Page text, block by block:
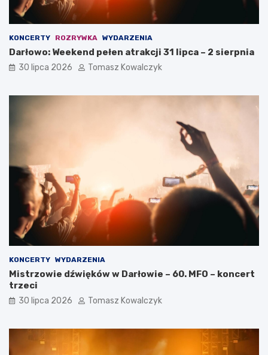
KONCERTY ROZRYWKA WYDARZENIA
Darłowo: Weekend pełen atrakcji 31 lipca – 2 sierpnia
30 lipca 2026 Tomasz Kowalczyk
KONCERTY WYDARZENIA
Mistrzowie dźwięków w Darłowie – 60. MFO – koncert
trzeci
30 lipca 2026 Tomasz Kowalczyk